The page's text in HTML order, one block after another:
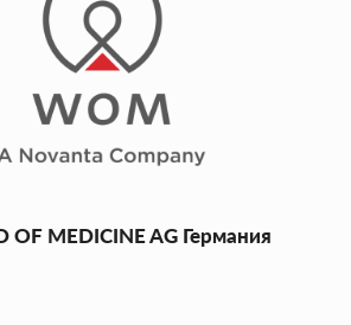
OF MEDICINE AG Германия